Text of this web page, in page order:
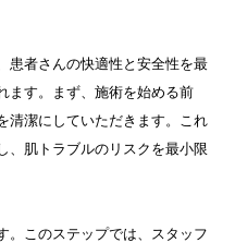
患者さんの快適性と安全性を最
ます。まず、施術を始める前
清潔にしていただきます。これ
、肌トラブルのリスクを最小限
。このステップでは、スタッフ